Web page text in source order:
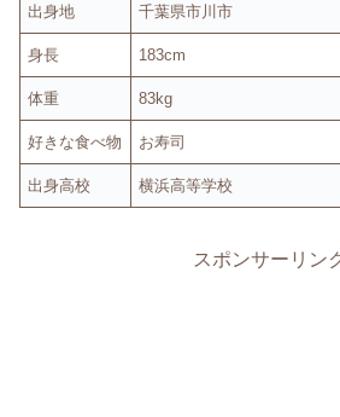
出身地 千葉県市川市
身長 183cm
体重 83kg
好きな食べ物 お寿司
出身高校 横浜高等学校
スポンサーリン